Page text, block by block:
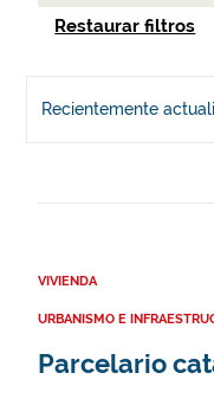
Restaurar filtros
Recientemente
VIVIENDA
URBANISMO E
Parcelario